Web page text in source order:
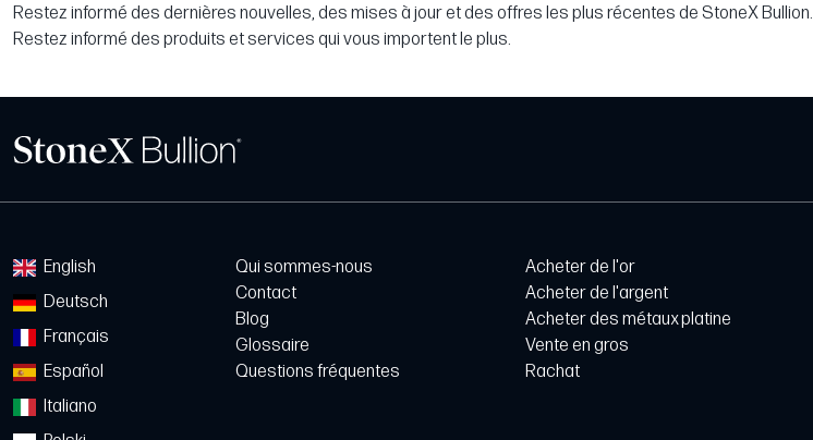
Restez informé des dernières nouvelles, des mises à jour et des offres les plus récentes de StoneX Bullion.
Restez informé des produits et services qui vous importent le plus.
English
Deutsch
Français
Español
Italiano
Qui sommes-nous
Contact
Blog
Glossaire
Questions fréquentes
Acheter de l'or
Acheter de l'argent
Acheter des métaux platine
Vente en gros
Rachat